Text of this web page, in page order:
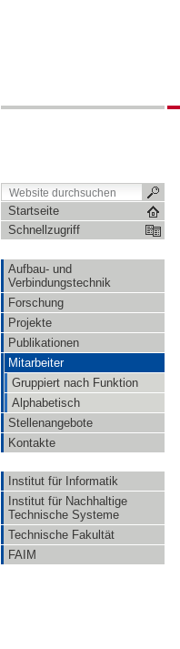
Startseite
Schnellzugriff
Aufbau- und
Verbindungstechnik
Forschung
Projekte
Publikationen
Mitarbeiter
Gruppiert nach Funktion
Alphabetisch
Stellenangebote
Kontakte
Institut für Informatik
Institut für Nachhaltige
Technische Systeme
Technische Fakultät
FAIM